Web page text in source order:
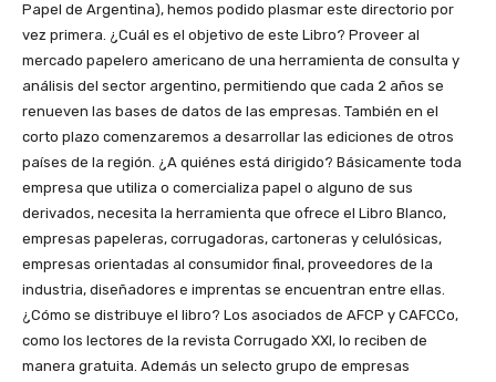
Papel de Argentina), hemos podido plasmar este directorio por
vez primera. ¿Cuál es el objetivo de este Libro? Proveer al
mercado papelero americano de una herramienta de consulta y
análisis del sector argentino, permitiendo que cada 2 años se
renueven las bases de datos de las empresas. También en el
corto plazo comenzaremos a desarrollar las ediciones de otros
países de la región. ¿A quiénes está dirigido? Básicamente toda
empresa que utiliza o comercializa papel o alguno de sus
derivados, necesita la herramienta que ofrece el Libro Blanco,
empresas papeleras, corrugadoras, cartoneras y celulósicas,
empresas orientadas al consumidor final, proveedores de la
industria, diseñadores e imprentas se encuentran entre ellas.
¿Cómo se distribuye el libro? Los asociados de AFCP y CAFCCo,
como los lectores de la revista Corrugado XXI, lo reciben de
manera gratuita. Además un selecto grupo de empresas